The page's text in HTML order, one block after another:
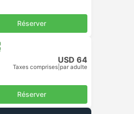
Réserver
USD 64
Taxes comprises par adulte
Réserver